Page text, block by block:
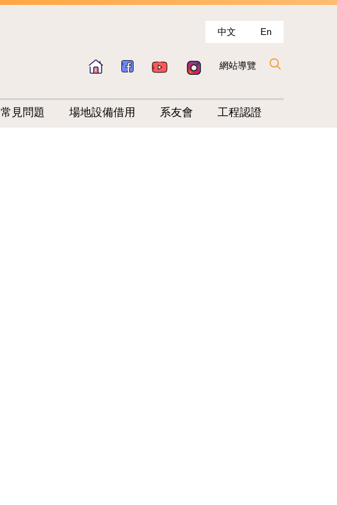
中文 En
網站導覽
常見問題 場地設備借用 系友會 工程認證